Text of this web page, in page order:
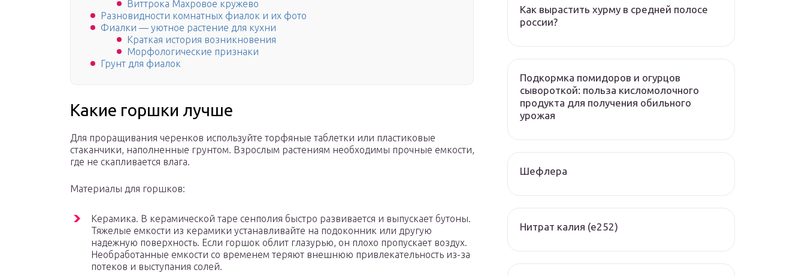
Виттрока Махровое кружево
Разновидности комнатных фиалок и их фото
Фиалки — уютное растение для кухни
Краткая история возникновения
Морфологические признаки
Грунт для фиалок
Какие горшки лучше
Для проращивания черенков используйте торфяные таблетки или пластиковые
стаканчики, наполненные грунтом. Взрослым растениям необходимы прочные емкости,
где не скапливается влага.
Материалы для горшков:
Керамика. В керамической таре сенполия быстро развивается и выпускает бутоны.
Тяжелые емкости из керамики устанавливайте на подоконник или другую
надежную поверхность. Если горшок облит глазурью, он плохо пропускает воздух.
Необработанные емкости со временем теряют внешнюю привлекательность из-за
потеков и выступания солей.
Как вырастить хурму в средней полосе
россии?
Подкормка помидоров и огурцов
сывороткой: польза кисломолочного
продукта для получения обильного
урожая
Шефлера
Нитрат калия (е252)